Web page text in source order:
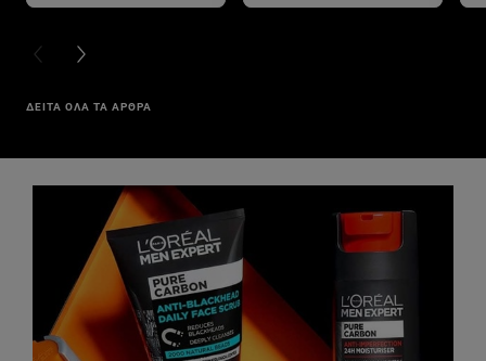
PREVIOUS CARD
NEXT CARD
ΔΕΙΤΑ ΟΛΑ ΤΑ ΑΡΘΡΑ